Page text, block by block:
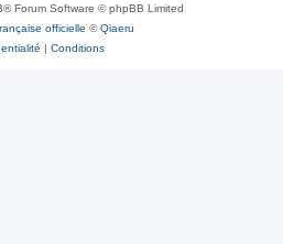
® Forum Software © phpBB Limited
officielle ©Qiaeru
| Conditions